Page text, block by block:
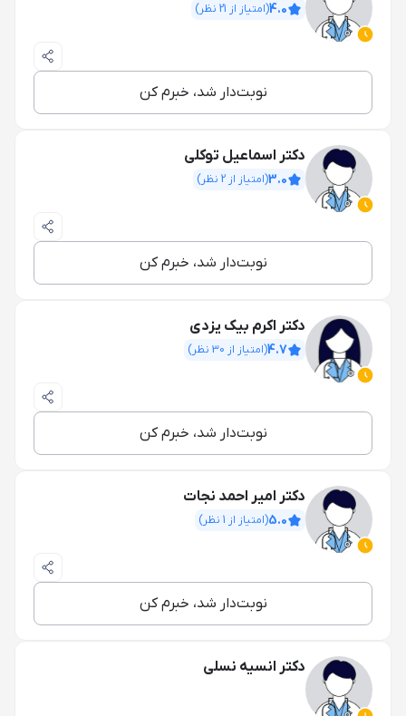
4.0(امتیاز از 21 نظر)
نوبت‌دار شد، خبرم کن
دکتر اسماعیل توکلی
3.0(امتیاز از 2 نظر)
نوبت‌دار شد، خبرم کن
دکتر اکرم بیک یزدی
4.7(امتیاز از 30 نظر)
نوبت‌دار شد، خبرم کن
دکتر امیر احمد نجات
5.0(امتیاز از 1 نظر)
نوبت‌دار شد، خبرم کن
دکتر انسیه نسلی